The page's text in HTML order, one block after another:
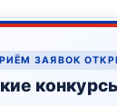
ЗАЯВОК